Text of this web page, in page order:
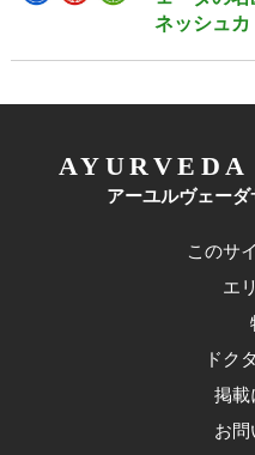
ネッシュカ
アーユルヴェー
このサ
エ
ドク
掲載
お